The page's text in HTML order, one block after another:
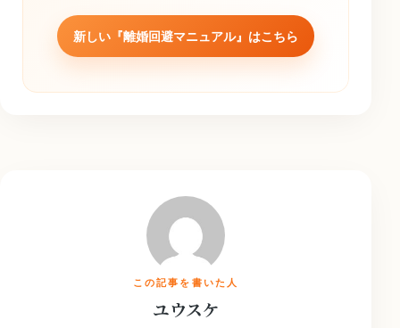
新しい『離婚回避マニュアル』はこちら
この記事を書いた人
ユウスケ